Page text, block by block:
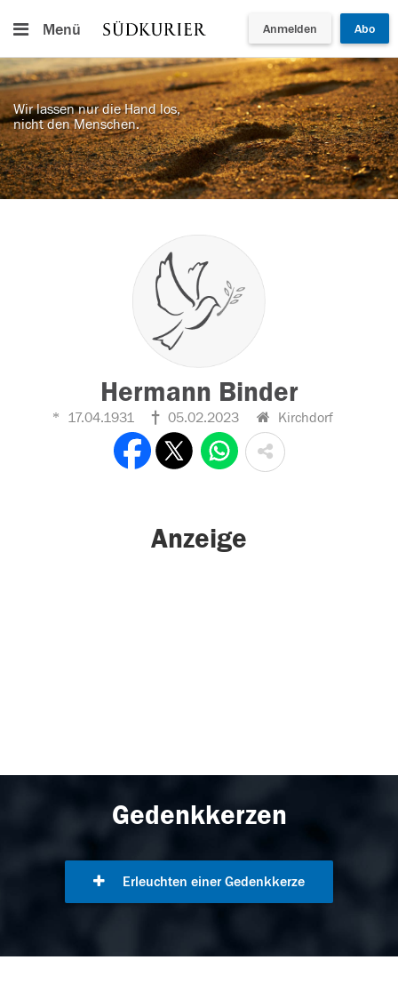
Menü Anmelden Abo
Wir lassen nur die Hand los,
nicht den Menschen.
Hermann Binder
17.04.1931 05.02.2023 Kirchdorf
Anzeige
Gedenkkerzen
Erleuchten einer Gedenkkerze